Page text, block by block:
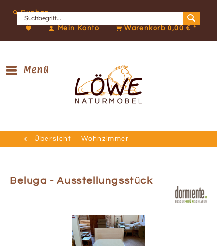
Suchen
Mein Konto Warenkorb0,00 € *
Menü
Übersicht Wohnzimmer
Beluga - Ausstellungsstück